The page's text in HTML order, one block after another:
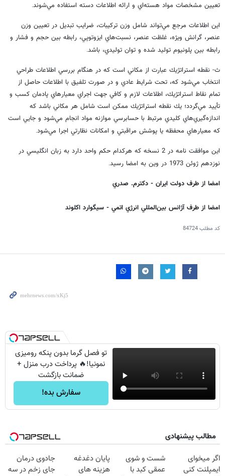
تعيين مشخصات مواد هسته‌اي و ارائه اطلاعات دسته استفاده مي‌شوند.
اين اطلاعات مرجع مي‌تواند شامل وزن تركيبات، ضرايب تبديل در تعيين وزن
عنصر، گرانش ويژه، غلظت عنصر، نسبت‌هاي ايزوتوپي، رابطه بين حجم و فشار و
رابطه بين پلونيوم توليد شده و توان توليدي، باشد.
ث- نقطه استراتژيك عبارت از مكاني است كه در هنگام بررسي اطلاعات طراحي
انتخاب مي‌شود كه، تحت شرايط عادي و در صورت تلفيق با اطلاعات حاصل از
تمام نقاط استراتژيك، اطلاعات لازم و كافي جهت اجراي معيارهاي پادمان كسب و
تأييد مي‌گردد؛ يك نقطه استراتژيك ممكن است شامل هر مكاني باشد كه
اندازه‌گيري‌هاي كليدي مرتبط با حسابرسي موازنه مواد انجام مي‌شود و جايي است
كه معيارهاي محفظه يا پوشش مراقبتي و امكانات نظارتي اجرا مي‌شود.
اين موافقت نامه در 2 نسخه كه هركدام حكم واحد دارد به زبان انگليسي در
نوزدهم ژوئن 1973 در وين به امضا رسيد
.
امضا از طرف دولت ايران - دكترم. صدري
امضا از طرف آژانس بين‌المللي انرژي اتمي - سيگوارد اكلوند
کد مطلب84724
تو فصل گرما بدون پنکه رومیزی
نمونیا!🔥 پرداخت درب منزل +
ضمانت بازگشت
سفارش بده!
مطالب پیشنهادی
اگر میخوای
ایمپلنت کنی
شست و شوی
عمقی کبد با
پایان دغدغه
هزینه های
جادوی درمان
جای زخم در سه